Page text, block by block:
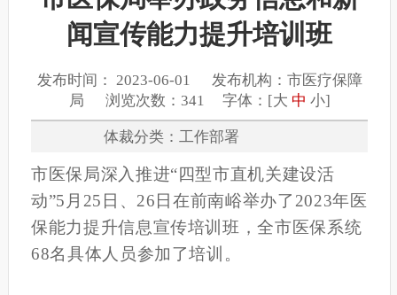
闻宣传能力提升培训班
发布时间： 2023-06-01 发布机构：市医疗保障
局 浏览次数：341 字体：[大 中 小]
体裁分类：工作部署
市医保局深入推进“四型市直机关建设活
动”5月25日、26日在前南峪举办了2023年医
保能力提升信息宣传培训班，全市医保系统
68名具体人员参加了培训。